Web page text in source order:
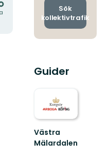
Sök
kollektivtrafik
Guider
Västra
Mälardalen